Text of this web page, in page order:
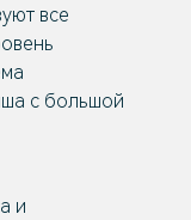
все
с большой
и